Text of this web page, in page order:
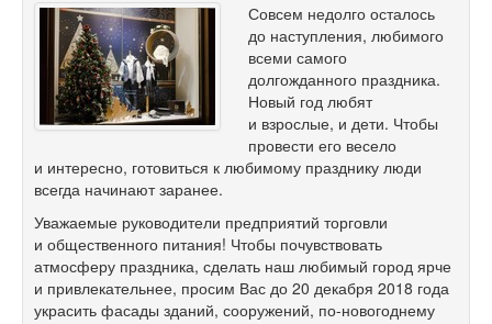
Совсем недолго осталось
до наступления, любимого
всеми самого
долгожданного праздника.
Новый год любят
и взрослые, и дети. Чтобы
провести его весело
и интересно, готовиться к любимому празднику люди
всегда начинают заранее.
Уважаемые руководители предприятий торговли
и общественного питания! Чтобы почувствовать
атмосферу праздника, сделать наш любимый город ярче
и привлекательнее, просим Вас до 20 декабря 2018 года
украсить фасады зданий, сооружений, по-новогоднему